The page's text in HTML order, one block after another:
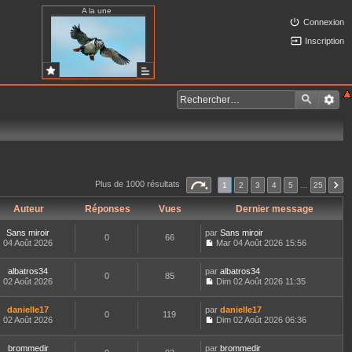
A la une
Connexion
Inscription
Plus de 1000 résultats 1 2 3 4 5 25
Auteur Réponses Vues Dernier message
Sans miroir
04 Août 2026
0 66 par Sans miroir
o
n
s
t
e
Mar 04 Août 2026 15:56
albatros34
02 Août 2026
0 85 par albatros34
o
n
s
Dim 02 Août 2026 11:35
danielle17
02 Août 2026
0 119 par danielle17
o
n
Dim 02 Août 2026 06:36
brommedir
par brommedir